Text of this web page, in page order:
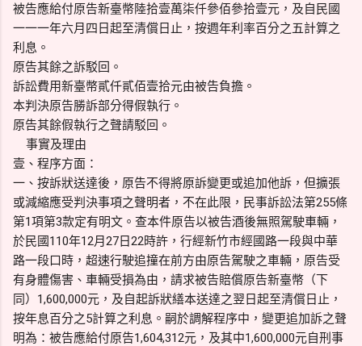
被告應給付原告新臺幣陸拾壹萬柒仟參佰參拾壹元，及自民國
一一一年六月四日起至清償日止，按週年利率百分之五計算之
利息。
原告其餘之訴駁回。
訴訟費用新臺幣貳仟貳佰壹拾元由被告負擔。
本判決原告勝訴部分得假執行。
原告其餘假執行之聲請駁回。
事實及理由
壹、程序方面：
一、按訴狀送達後，原告不得將原訴變更或追加他訴，但擴張
或減縮應受判決事項之聲明者，不在此限，民事訴訟法第255條
第1項第3款定有明文。查本件原告以被告酒後無照駕駛車輛，
於民國110年12月27日22時許，行經新竹市經國路一段與中華
路一段口時，超速行駛追撞在前方由原告駕駛之車輛，原告受
有身體傷害、車輛受損為由，請求被告賠償原告新臺幣（下
同）1,600,000元，及自起訴狀繕本送達之翌日起至清償日止，
按年息百分之5計算之利息。嗣於調解程序中，變更追加訴之聲
明為：被告應給付原告1,604,312元，及其中1,600,000元自刑事